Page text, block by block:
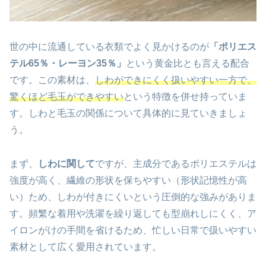
世の中に流通している衣類でよく見かけるのが 「ポリエス
テル65％・レーヨン35％」
という黄金比とも言える配合
です。この素材は、 しわができにくく扱いやすい一方で、
驚くほど毛玉ができやすいという特徴を併せ持っていま
す。しわと毛玉の関係について具体的に見ていきましょ
う。
まず、 しわに関してですが、主成分であるポリエステルは
強度が高く、繊維の形状を保ちやすい（形状記憶性が高
い）ため、しわが付きにくいという圧倒的な強みがありま
す。頻繁な着用や洗濯を繰り返しても型崩れしにくく、ア
イロンがけの手間を省けるため、忙しい日常で扱いやすい
素材として広く愛用されています。